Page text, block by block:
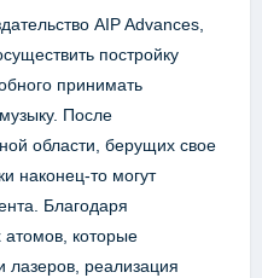
AIP Advances,
постройку
принимать
После
области, берущих свое
наконец-то могут
Благодаря
атомов, которые
лазеров, реализация